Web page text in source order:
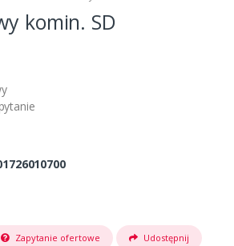
komin. SD
Zapytanie ofertowe Udostępnij